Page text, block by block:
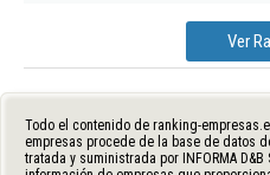
Ver
Todo el contenido de ranking-
empresas procede de la base de datos de
tratada y suministrada por INFORMA D&B